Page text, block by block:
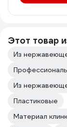
Этот товар
Из
Из
Пластиковые
Материал